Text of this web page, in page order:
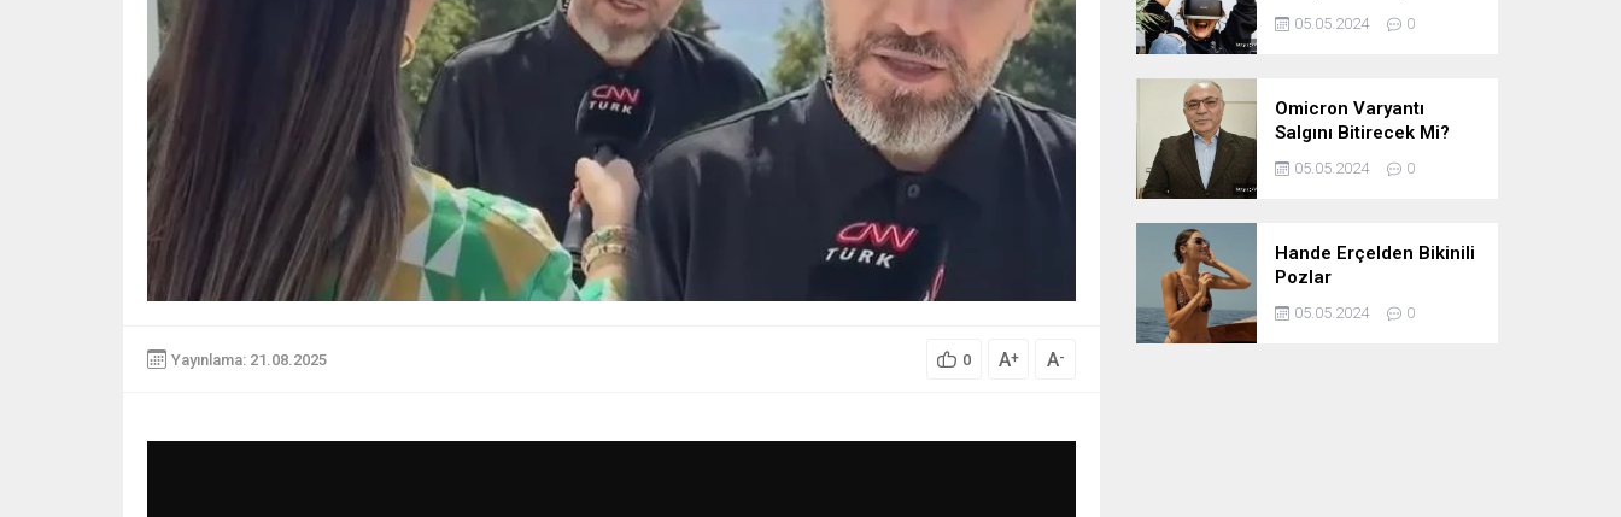
Yayınlama: 21.08.2025 0 A+ A-
Kurarız Ve Metaverse
Bunu Yakın Zamanda
05.05.2024 0
Omicron Varyantı
Salgını Bitirecek Mi?
05.05.2024 0
Hande Erçelden Bikinili
Pozlar
05.05.2024 0